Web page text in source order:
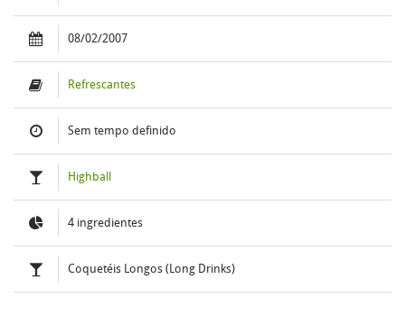
08/02/2007
Refrescantes
Sem tempo definido
Highball
4 ingredientes
Coquetéis Longos (Long Drinks)